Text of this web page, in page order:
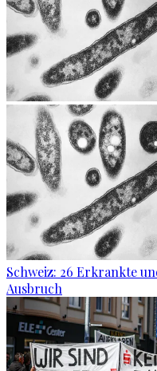
Schweiz: 26 Erkrankte
Ausbruch